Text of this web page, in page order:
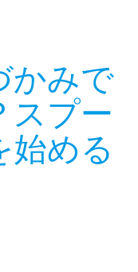
かみで
スプー
始める